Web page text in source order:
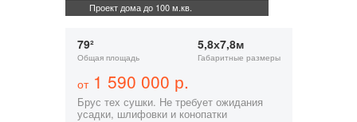
Проект дома до 100 м.кв.
79²
Общая площадь
5,8х7,8м
Габаритные размеры
от1 590 000 р.
Брус тех сушки. Не требует ожидания
усадки, шлифовки и конопатки